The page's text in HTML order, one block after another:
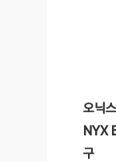
오닉
NYX
구